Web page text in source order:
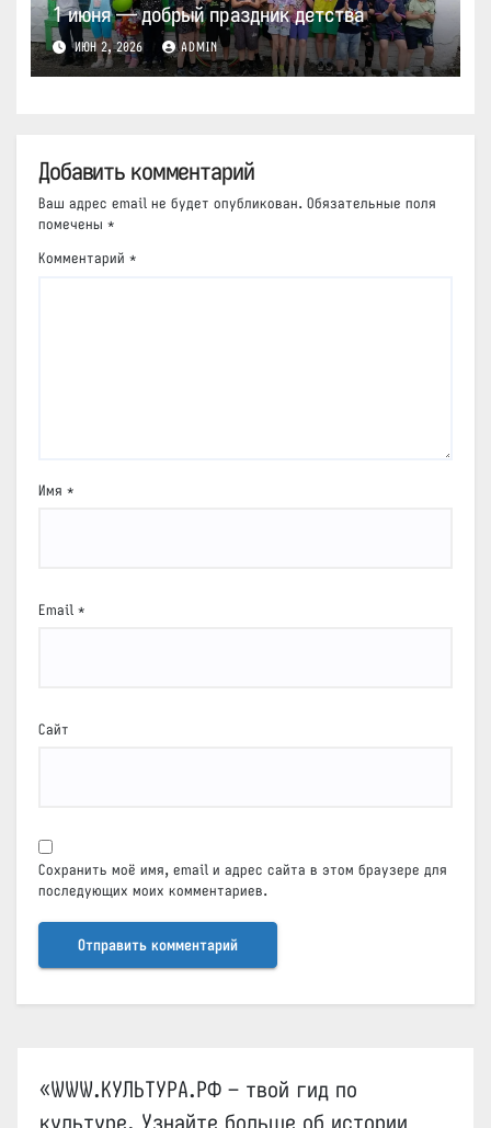
1 июня — добрый праздник детства
ИЮН 2, 2026 ADMIN
Добавить комментарий
Ваш адрес email не будет опубликован. Обязательные поля
помечены *
Комментарий *
Имя *
Email *
Сайт
Сохранить моё имя, email и адрес сайта в этом браузере для
последующих моих комментариев.
«WWW.КУЛЬТУРА.РФ – твой гид по
культуре. Узнайте больше об истории